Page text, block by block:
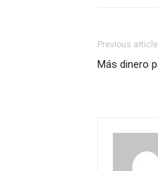
Previous article
Más dinero